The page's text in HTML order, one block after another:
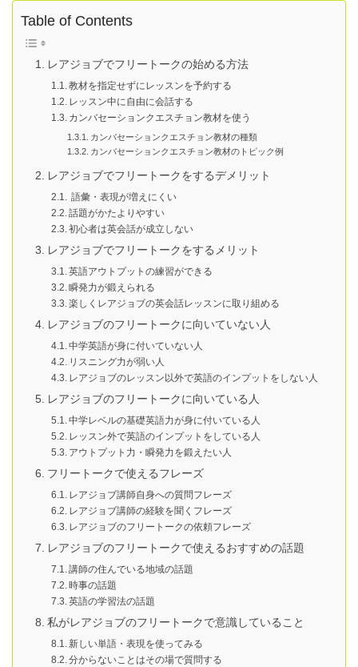
Table of Contents
レアジョブでフリートークの始める方法
教材を指定せずにレッスンを予約する
レッスン中に自由に会話する
カンバセーションクエスチョン教材を使う
カンバセーションクエスチョン教材の種類
カンバセーションクエスチョン教材のトピック例
レアジョブでフリートークをするデメリット
語彙・表現が増えにくい
話題がかたよりやすい
初心者は英会話が成立しない
レアジョブでフリートークをするメリット
英語アウトプットの練習ができる
瞬発力が鍛えられる
楽しくレアジョブの英会話レッスンに取り組める
レアジョブのフリートークに向いていない人
中学英語が身に付いていない人
リスニング力が弱い人
レアジョブのレッスン以外で英語のインプットをしない人
レアジョブのフリートークに向いている人
中学レベルの基礎英語力が身に付いている人
レッスン外で英語のインプットをしている人
アウトプット力・瞬発力を鍛えたい人
フリートークで使えるフレーズ
レアジョブ講師自身への質問フレーズ
レアジョブ講師の経験を聞くフレーズ
レアジョブのフリートークの依頼フレーズ
レアジョブのフリートークで使えるおすすめの話題
講師の住んでいる地域の話題
時事の話題
英語の学習法の話題
私がレアジョブのフリートークで意識していること
新しい単語・表現を使ってみる
分からないことはその場で質問する